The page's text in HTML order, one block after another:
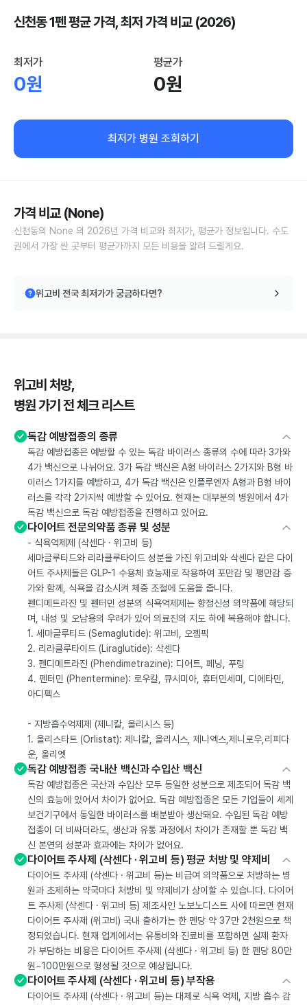
신천동 1펜 평균 가격, 최저 가격 비교 (2026)
최저가
0원
평균가
0원
최저가 병원 조회하기
가격 비교 (None)
신천동의 None 의 2026년 가격 비교와 최저가, 평균가 정보입니다. 수도
권에서 가장 싼 곳부터 평균가까지 모든 비용을 알려 드릴게요.
위고비 전국 최저가가 궁금하다면?
위고비 처방,
병원 가기 전 체크 리스트
독감 예방접종의 종류
독감 예방접종은 예방할 수 있는 독감 바이러스 종류의 수에 따라 3가와
4가 백신으로 나뉘어요. 3가 독감 백신은 A형 바이러스 2가지와 B형 바
이러스 1가지를 예방하고, 4가 독감 백신은 인플루엔자 A형과 B형 바이
러스를 각각 2가지씩 예방할 수 있어요. 현재는 대부분의 병원에서 4가
독감 백신으로 독감 예방접종을 진행하고 있어요.
다이어트 전문의약품 종류 및 성분
- 식욕억제제 (삭센다 · 위고비 등)
세마글루티드와 리라클루타이드 성분을 가진 위고비와 삭센다 같은 다이
어트 주사제들은 GLP-1 수용체 효능제로 작용하여 포만감 및 팽만감 증
가와 함께, 식욕을 감소시켜 체중 조절에 도움을 줍니다.
펜디메트라진 및 펜터민 성분의 식욕억제제는 향정신성 의약품에 해당되
며, 내성 및 오남용의 우려가 있어 의료진의 지도 하에 복용해야 합니다.
1. 세마글루티드 (Semaglutide): 위고비, 오젬픽
2. 리라클루타이드 (Liraglutide): 삭센다
3. 펜디메트라진 (Phendimetrazine): 디어트, 페닝, 푸링
4. 펜터민 (Phentermine): 로우칼, 큐시미아, 휴터민세미, 디에타민,
아디펙스
- 지방흡수억제제 (제니칼, 올리시스 등)
1. 올리스타트 (Orlistat): 제니칼, 올리시스, 제니엑스,제니로우,리피다
운, 올리엣
독감 예방접종 국내산 백신과 수입산 백신
독감 예방접종은 국산과 수입산 모두 동일한 성분으로 제조되어 독감 백
신의 효능에 있어서 차이가 없어요. 독감 예방접종은 모든 기업들이 세계
보건기구에서 동일한 바이러스를 배분받아 생산돼요. 수입된 독감 예방
접종이 더 비싸더라도, 생산과 유통 과정에서 차이가 존재할 뿐 독감 백
신 본연의 성분과 효과에는 차이가 없어요.
다이어트 주사제 (삭센다 · 위고비 등) 평균 처방 및 약제비
다이어트 주사제 (삭센다 · 위고비 등)는 비급여 의약품으로 처방하는 병
원과 조제하는 약국마다 처방비 및 약제비가 상이할 수 있습니다. 다이어
트 주사제 (삭센다 · 위고비 등) 제조사인 노보노디스트 사에 따르면 현재
다이어트 주사제 (위고비) 국내 출하가는 한 펜당 약 37만 2천원으로 책
정되었습니다. 현재 업계에서는 유통비와 진료비를 포함하면 실제 환자
가 부담하는 비용은 다이어트 주사제 (삭센다 · 위고비 등) 한 펜당 80만
원~100만원으로 형성될 것으로 예상됩니다.
다이어트 주사제 (삭센다 · 위고비 등) 부작용
다이어트 주사제 (삭센다 · 위고비 등)는 대체로 식욕 억제, 지방 흡수 감